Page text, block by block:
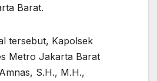
Barat.
tersebut, Kapolsek
Metro Jakarta Barat
S.H., M.H.,